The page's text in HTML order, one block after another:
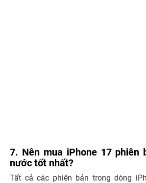
7. Nên mua iPhone 17 phiên
nước tốt nhất?
Tất cả các phiên bản trong dòng